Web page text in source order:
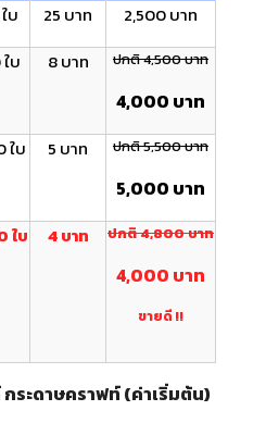
บ 25 บาท
2,500 บาท
บ
8 บาท ปกติ 4,500 บาท
4,000 บาท
ใบ 5 บาท ปกติ 5,500 บาท
5,000 บาท
ใบ 4 บาท ปกติ 4 ,800 บาท
4 ,000 บาท
ขายดี !!
ะดาษคราฟท์ (ค่าเริ่มต้น)